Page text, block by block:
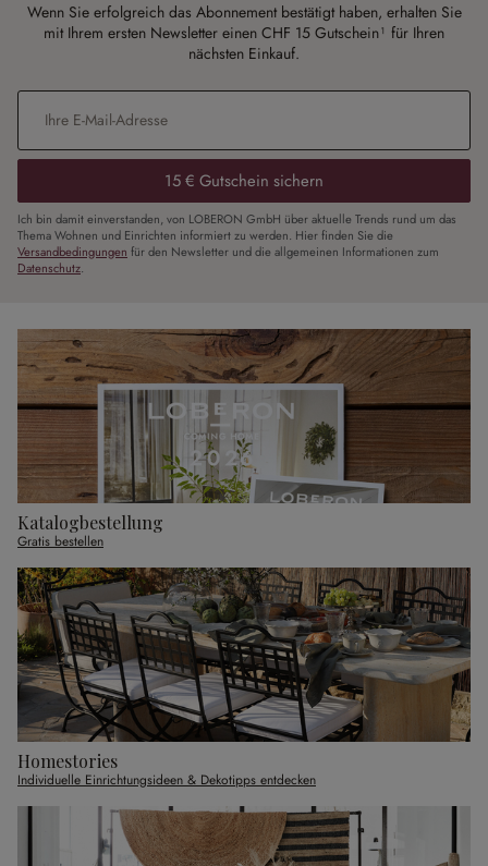
Wenn Sie erfolgreich das Abonnement bestätigt haben, erhalten Sie
mit Ihrem ersten Newsletter einen CHF 15 Gutschein¹ für Ihren
nächsten Einkauf.
E-Mail-Adresse
15 € Gutschein sichern
Ich bin damit einverstanden, von LOBERON GmbH über aktuelle Trends rund um das
Thema Wohnen und Einrichten informiert zu werden. Hier finden Sie die
Versandbedingungen für den Newsletter und die allgemeinen Informationen zum
Datenschutz.
Katalogbestellung
Gratis bestellen
Homestories
Individuelle Einrichtungsideen & Dekotipps entdecken